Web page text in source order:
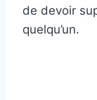
de devoir
quelqu’un.